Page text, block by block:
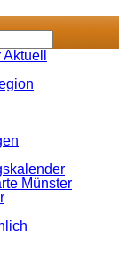
Münster